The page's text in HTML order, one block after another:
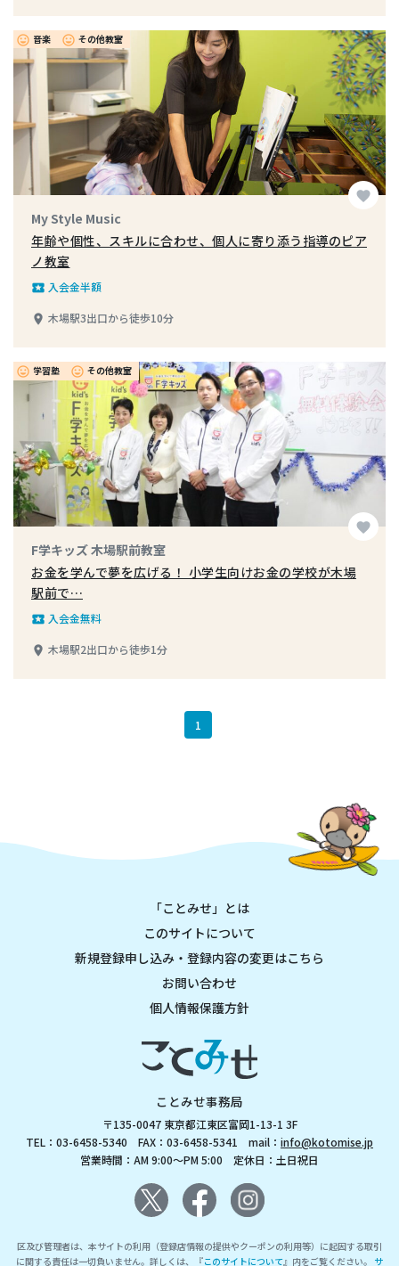
insert_emoticon 音楽 insert_emoticon その他教室
favorite
My Style Music
年齢や個性、スキルに合わせ、個人に寄り添う指導のピア
ノ教室
local_play 入会金半額
place 木場駅3出口から徒歩10分
insert_emoticon 学習塾 insert_emoticon その他教室
favorite
F学キッズ 木場駅前教室
お金を学んで夢を広げる！ 小学生向けお金の学校が木場
駅前で…
local_play 入会金無料
place 木場駅2出口から徒歩1分
1
「ことみせ」とは
このサイトについて
新規登録申し込み・登録内容の変更はこちら
お問い合わせ
個人情報保護方針
ことみせ事務局
〒135-0047 東京都江東区富岡1-13-1 3F
TEL：03-6458-5340 FAX：03-6458-5341 mail： info@kotomise.jp
営業時間：AM 9:00～PM 5:00 定休日：土日祝日
区及び管理者は、本サイトの利用（登録店情報の提供やクーポンの利用等）に起因する取引
に関する責任は一切負いません。詳しくは、『このサイトについて』内をご覧ください。 サ